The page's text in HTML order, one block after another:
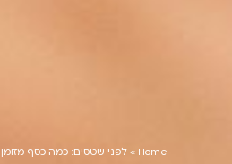
Home
»לפני שטסים: כמה כסף